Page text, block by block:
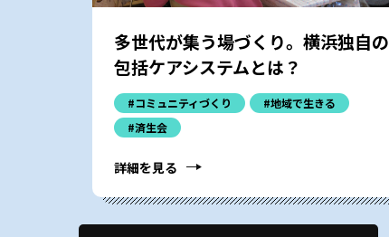
多世代が集う場づくり。横浜独自の
包括ケアシステムとは？
#コミュニティづくり
#地域で生きる
#済生会
詳細を見る